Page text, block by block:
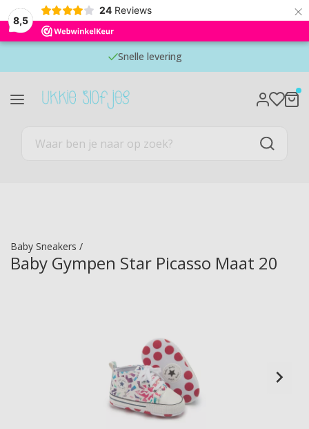
8,5
24 Reviews ×
Snelle levering
Baby Sneakers /
Baby Gympen Star Picasso Maat 20